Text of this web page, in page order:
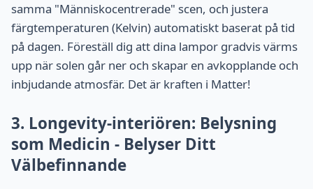
samma "Människocentrerade" scen, och justera
färgtemperaturen (Kelvin) automatiskt baserat på tid
på dagen. Föreställ dig att dina lampor gradvis värms
upp när solen går ner och skapar en avkopplande och
inbjudande atmosfär. Det är kraften i Matter!
3. Longevity-interiören: Belysning
som Medicin - Belyser Ditt
Välbefinnande